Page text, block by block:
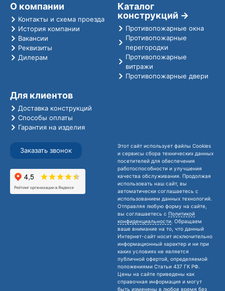
О компании
Контакты и схема проезда
История компании
Вакансии
Реквизиты
Дилерам
Каталог
конструкций →
Противопожарные окна
Противопожарные
перегородки
Противопожарные
витражи
Противопожарные двери
Для клиентов
Доставка конструкций
Способы оплаты
Гарантия на изделия
Заказать звонок
Этот сайт использует файлы Cookies
и сервисы сбора технических данных
посетителей для обеспечения
работоспособности и улучшения
качества обслуживания. Продолжая
использовать наш сайт, вы
автоматически соглашаетесь с
использованием данных технологий.
Отправляя любую форму на сайте,
вы соглашаетесь с Политикой
конфиденциальности . Обращаем
ваше внимание на то, что данный
Интернет-сайт носит исключительно
информационный характер и ни при
каких условиях не является
публичной офертой, определяемой
положениями Статьи 437 ГК РФ.
Цены на сайте приведены как
справочная информация и могут
быть изменены в любое время без